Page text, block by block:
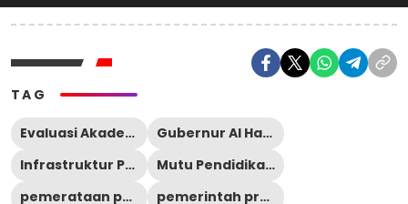
TAG
Evaluasi Akademik
Gubernur Al Haris
Infrastruktur Pendidikan
Mutu Pendidikan Jambi
pemerataan pendidikan
pemerintah provinsi jambi